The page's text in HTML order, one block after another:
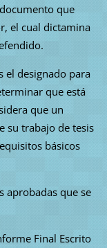
que
el cual dictamina
el designado para
que está
que un
su trabajo de tesis
básicos
aprobadas que se
Final Escrito